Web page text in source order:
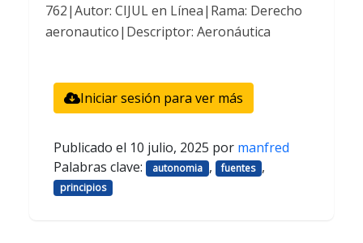
762|Autor: CIJUL en Línea|Rama: Derecho
aeronautico|Descriptor: Aeronáutica
Iniciar sesión para ver más
Publicado el 10 julio, 2025 por manfred
Palabras clave:
autonomia , fuentes ,
principios